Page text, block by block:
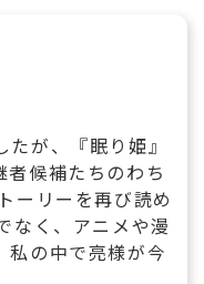
が、『眠り姫』
者候補たちのわち
ーリーを再び読め
なく、アニメや漫
私の中で亮様が今